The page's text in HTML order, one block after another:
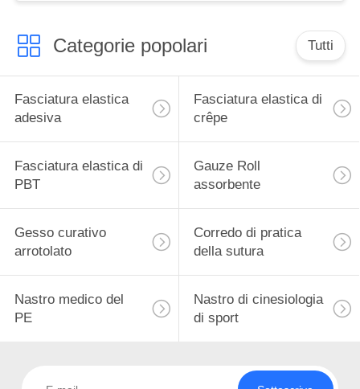
Categorie popolari Tutti
Fasciatura elastica
adesiva
Fasciatura elastica di
crêpe
Fasciatura elastica di
PBT
Gauze Roll
assorbente
Gesso curativo
arrotolato
Corredo di pratica
della sutura
Nastro medico del
PE
Nastro di cinesiologia
di sport